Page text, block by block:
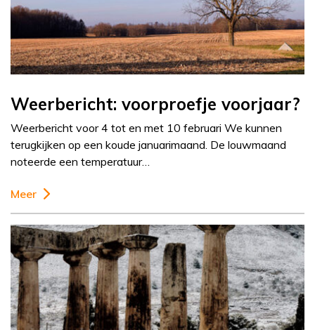
Weerbericht: voorproefje voorjaar?
Weerbericht voor 4 tot en met 10 februari We kunnen
terugkijken op een koude januarimaand. De louwmaand
noteerde een temperatuur…
Meer